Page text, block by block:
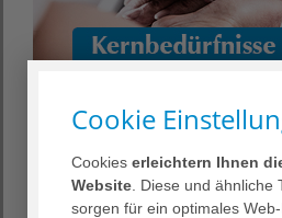
Betreuungskonzept
Cookie
Cookieserleichtern Ihnen
Website . Diese und ähnliche
sorgen für ein optimales